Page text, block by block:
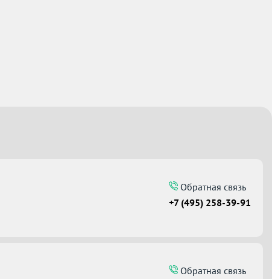
Обратная связь
+7 (495) 258-39-91
Обратная связь